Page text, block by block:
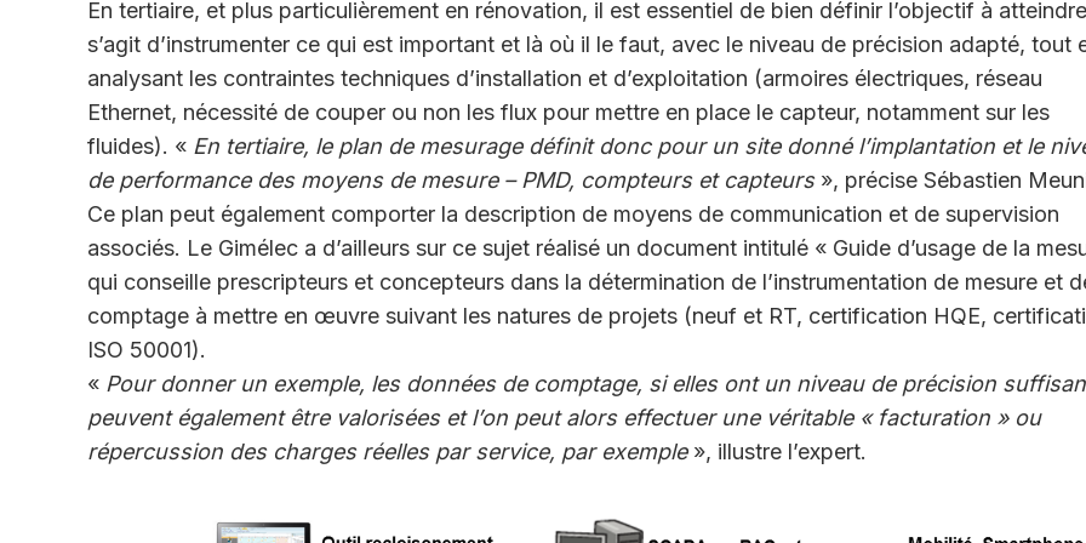
En tertiaire, et plus particulièrement en rénovation, il est essentiel de bien définir l’objectif à
s’agit d’instrumenter ce qui est important et là où il le faut, avec le niveau de précision adapté, tout
analysant les contraintes techniques d’installation et d’exploitation (armoires électriques, réseau
Ethernet, nécessité de couper ou non les flux pour mettre en place le capteur, notamment sur les
fluides). « En tertiaire, le plan de mesurage définit donc pour un site donné l’implantation et le
de performance des moyens de mesure – PMD, compteurs et capteurs», précise Sébastien
Ce plan peut également comporter la description de moyens de communication et de supervision
associés. Le Gimélec a d’ailleurs sur ce sujet réalisé un document intitulé « Guide d’usage de la
qui conseille prescripteurs et concepteurs dans la détermination de l’instrumentation de mesure et
comptage à mettre en œuvre suivant les natures de projets (neuf et RT, certification HQE,
ISO 50001).
« Pour donner un exemple, les données de comptage, si elles ont un niveau de précision
peuvent également être valorisées et l’on peut alors effectuer une véritable « facturation » ou
répercussion des charges réelles par service, par exemple», illustre l’expert.